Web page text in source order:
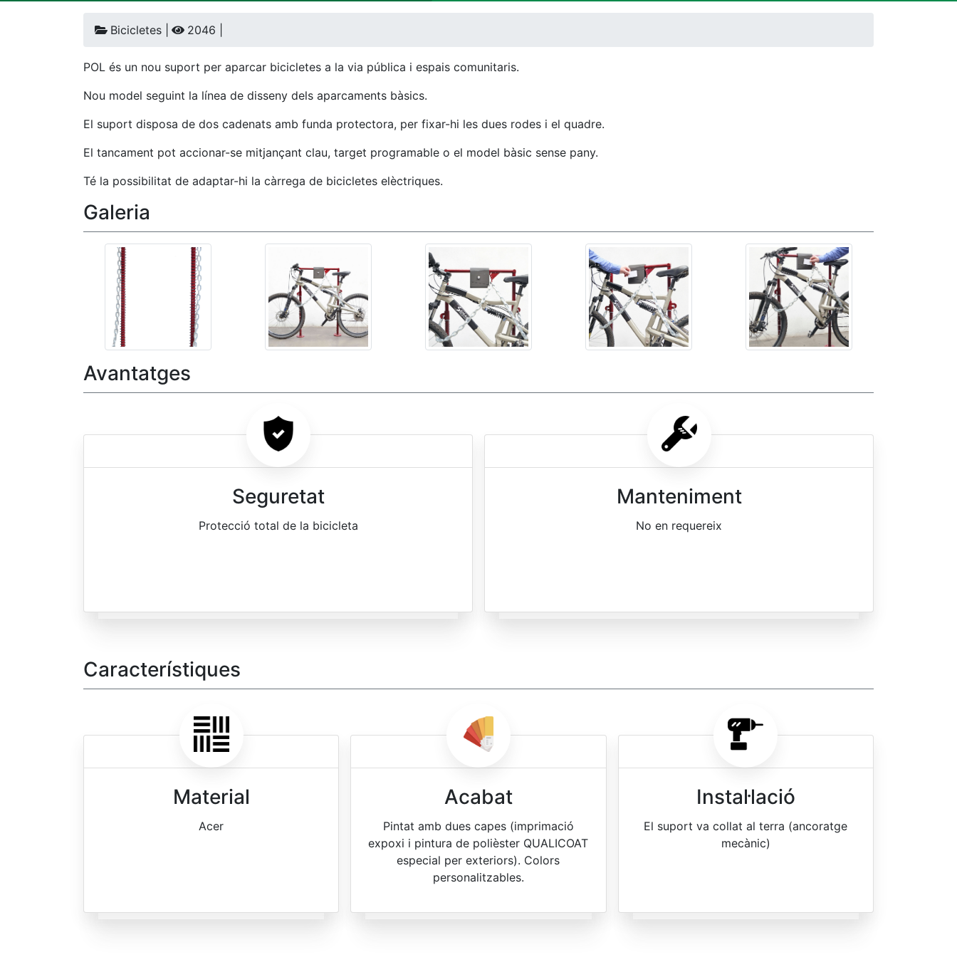
Bicicletes | 2046 |
POL és un nou suport per aparcar bicicletes a la via pública i espais comunitaris.
Nou model seguint la línea de disseny dels aparcaments bàsics.
El suport disposa de dos cadenats amb funda protectora, per fixar-hi les dues rodes i el quadre.
El tancament pot accionar-se mitjançant clau, target programable o el model bàsic sense pany.
Té la possibilitat de adaptar-hi la càrrega de bicicletes elèctriques.
Galeria
Avantatges
Seguretat
Protecció total de la bicicleta
Manteniment
No en requereix
Característiques
Material
Acer
Acabat
Pintat amb dues capes (imprimació
expoxi i pintura de polièster QUALICOAT
especial per exteriors). Colors
personalitzables.
Instal·lació
El suport va collat al terra (ancoratge
mecànic)